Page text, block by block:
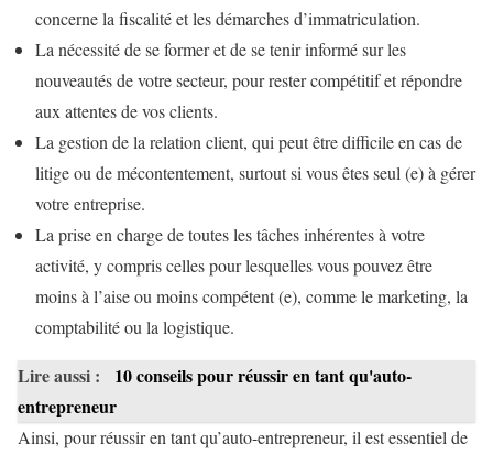
concerne la fiscalité et les démarches d’immatriculation.
La nécessité de se former et de se tenir informé sur les
nouveautés de votre secteur, pour rester compétitif et répondre
aux attentes de vos clients.
La gestion de la relation client, qui peut être difficile en cas de
litige ou de mécontentement, surtout si vous êtes seul (e) à gérer
votre entreprise.
La prise en charge de toutes les tâches inhérentes à votre
activité, y compris celles pour lesquelles vous pouvez être
moins à l’aise ou moins compétent (e), comme le marketing, la
comptabilité ou la logistique.
Lire aussi :
10 conseils pour réussir en tant qu'auto-
entrepreneur
Ainsi, pour réussir en tant qu’auto-entrepreneur, il est essentiel de